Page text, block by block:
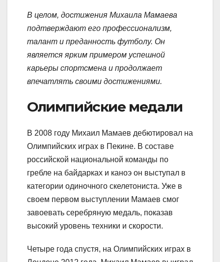
В целом, достижения Михаила Мамаева
подтверждают его профессионализм,
талант и преданность футболу. Он
является ярким примером успешной
карьеры спортсмена и продолжает
впечатлять своими достижениями.
Олимпийские медали
В 2008 году Михаил Мамаев дебютировал на
Олимпийских играх в Пекине. В составе
российской национальной команды по
гребле на байдарках и каноэ он выступал в
категории одиночного скелетониста. Уже в
своем первом выступлении Мамаев смог
завоевать серебряную медаль, показав
высокий уровень техники и скорости.
Четыре года спустя, на Олимпийских играх в